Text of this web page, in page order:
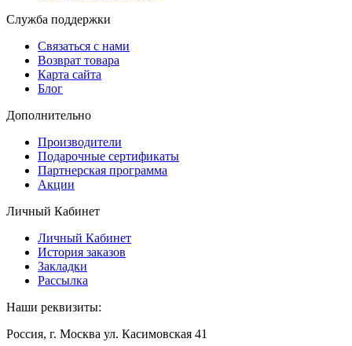
Служба поддержки
Связаться с нами
Возврат товара
Карта сайта
Блог
Дополнительно
Производители
Подарочные сертификаты
Партнерская программа
Акции
Личный Кабинет
Личный Кабинет
История заказов
Закладки
Рассылка
Наши реквизиты:
Россия, г. Москва ул. Касимовская 41